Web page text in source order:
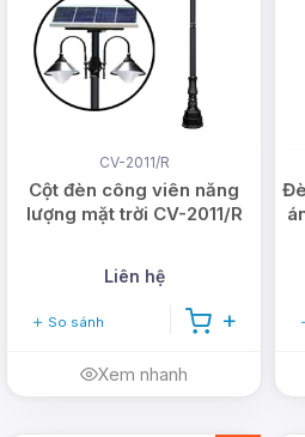
CV-2011/R
Cột đèn công viên năng
lượng mặt trời CV-2011/R
Liên hệ
So sánh
Xem nhanh